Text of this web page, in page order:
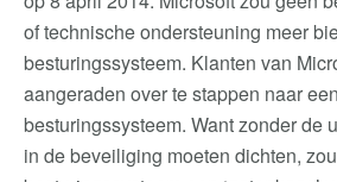
of technische ondersteuning meer
besturingssysteem. Klanten van
aangeraden over te stappen naar
besturingssysteem. Want zonder de
in de beveiliging moeten dichten,